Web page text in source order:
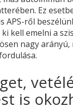
Ez
APS-ről
kell emelni a
nagy arányú,
is